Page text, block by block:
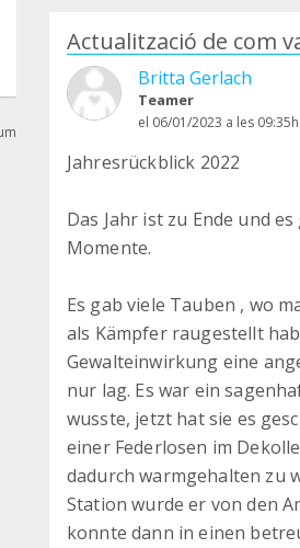
Actualització de com
Britta Gerlach
Teamer
el 06/01/2023 a les 09:35h
Jahresrückblick 2022
Das Jahr ist zu Ende und
Momente.
Es gab viele Tauben , wo
als Kämpfer raugestellt
Gewalteinwirkung eine
nur lag. Es war ein
wusste, jetzt hat sie es
einer Federlosen im
dadurch warmgehalten zu
Station wurde er von den
konnte dann in einen